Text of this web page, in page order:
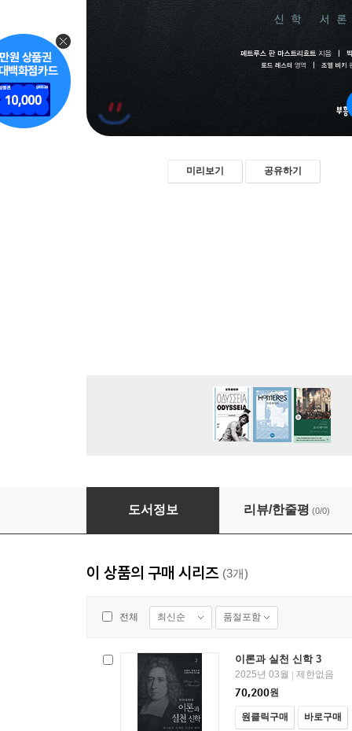
미리보기 공유하기
이론과 실천 신학 1 : 신학 서론
도서정보 리뷰/한줄평 (0/0)
이 상품의 구매 시리즈 (3개)
전체 최신순 품절포함
이론과 실천 신학 3
2025년 03월 | 제한없음
70,200원
원클릭구매 바로구매